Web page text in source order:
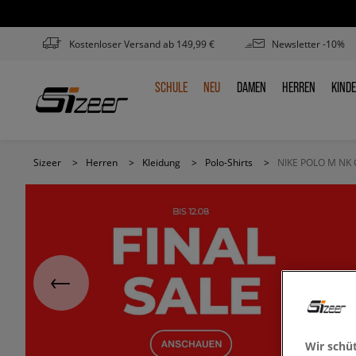
Kostenloser Versand ab 149,99 € Newsletter -10%
SCHULE
SCHULE NEU
NEU DAMEN
DAMEN HERREN
HERREN
Sizeer > Herren > Kleidung > Polo-Shirts > NIKE POLO M NK
Wir